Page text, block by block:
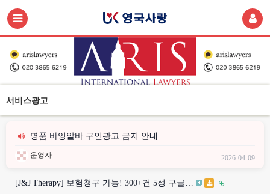
서비스광고
명품 바잉알바 구인광고 금지 안내
운영자 2026-04-09
[J&J Therapy] 보험청구 가능! 300+건 5성 구글…